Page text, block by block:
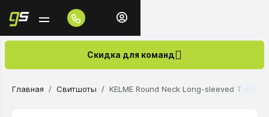
Скидка для команд
Главная Свитшоты KELME Round Neck Long-sleeved T-shirt